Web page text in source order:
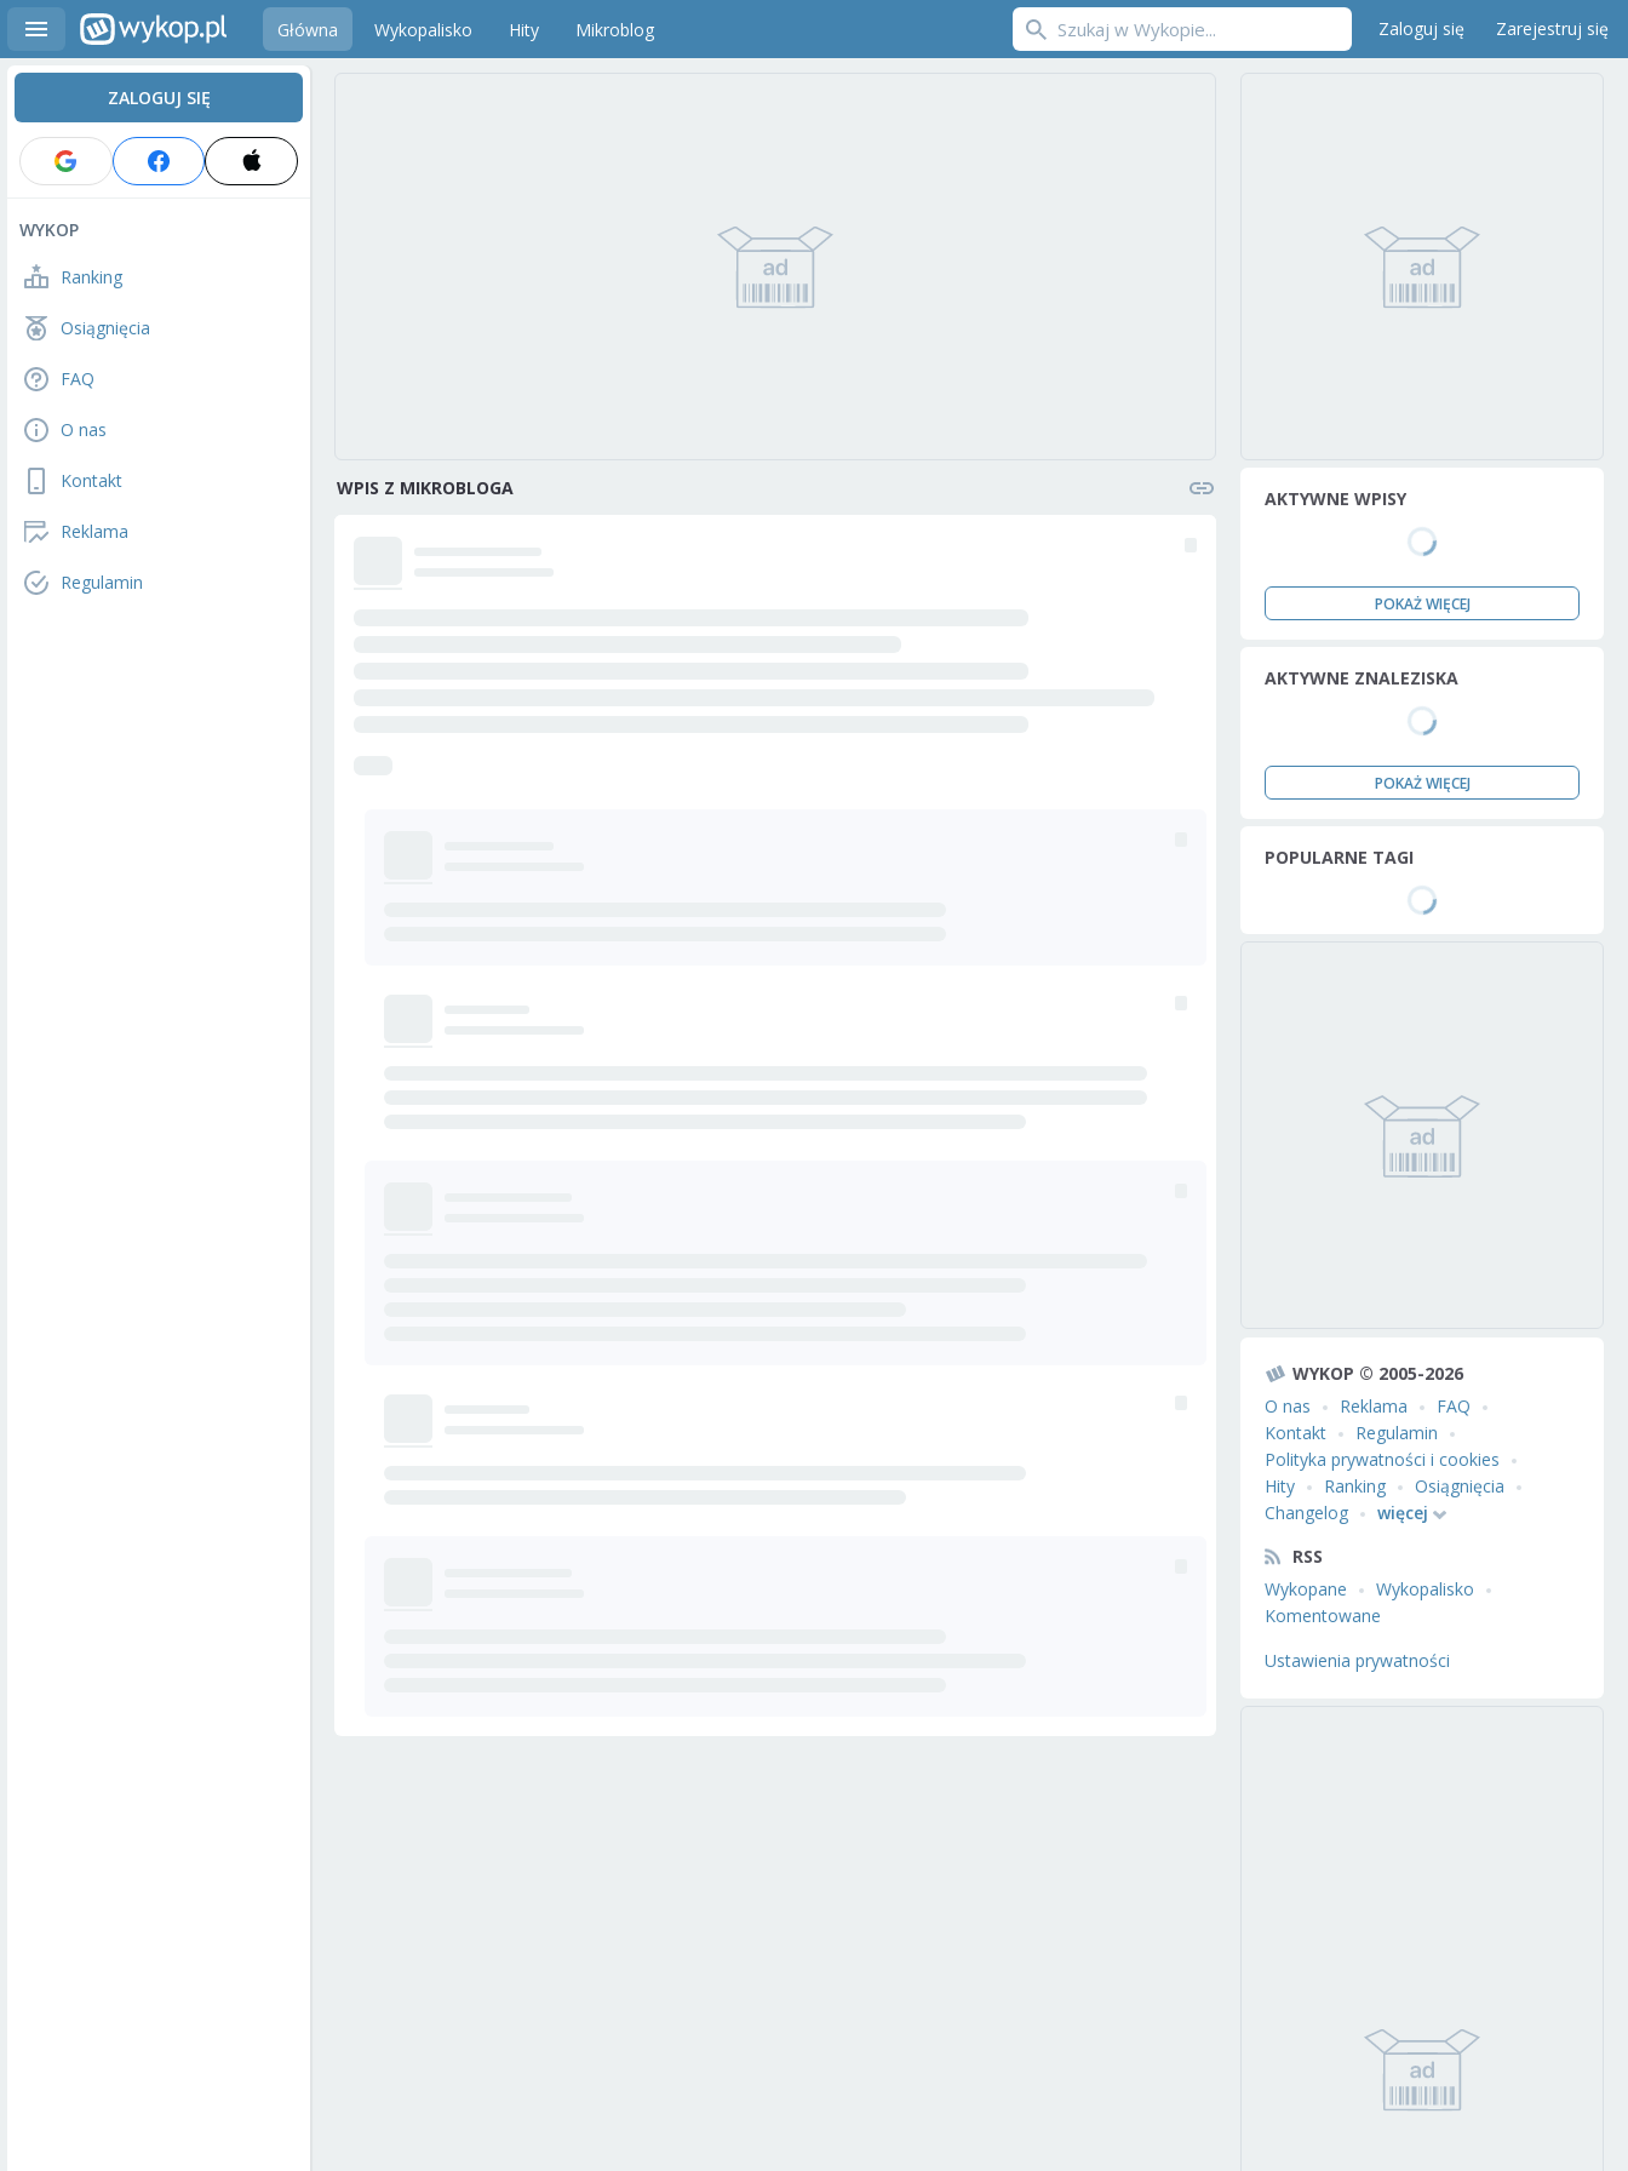
Główna Wykopalisko Hity Mikroblog Zaloguj się Zarejestruj się
ZALOGUJ SIĘ
WYKOP
Ranking
Osiągnięcia
FAQ
O nas
Kontakt
Reklama
Regulamin
WPIS Z MIKROBLOGA AKTYWNE WPISY
POKAŻ WIĘCEJ
AKTYWNE ZNALEZISKA
POKAŻ WIĘCEJ
POPULARNE TAGI
WYKOP © 2005-2026
O nas
Reklama
FAQ
Kontakt
Regulamin
Polityka prywatności i cookies
Hity
Ranking
Osiągnięcia
Changelog
więcej
RSS
Wykopane
Wykopalisko
Komentowane
Ustawienia prywatności